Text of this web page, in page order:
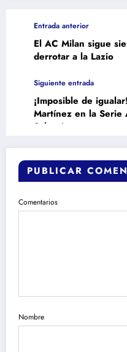
Entrada anterior
El AC Milan sigue
derrotar a la Lazio
Siguiente entrada
¡Imposible de
Martínez en la Serie
Salernitana
PUBLICAR
Comentarios
Nombre